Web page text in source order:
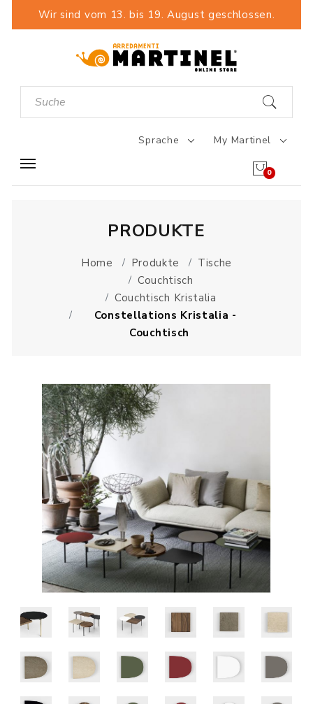
Wir sind vom 13. bis 19. August geschlossen.
Sprache My Martinel
0
PRODUKTE
Home Produkte
Tische
Couchtisch
Couchtisch Kristalia
Constellations Kristalia -
Couchtisch